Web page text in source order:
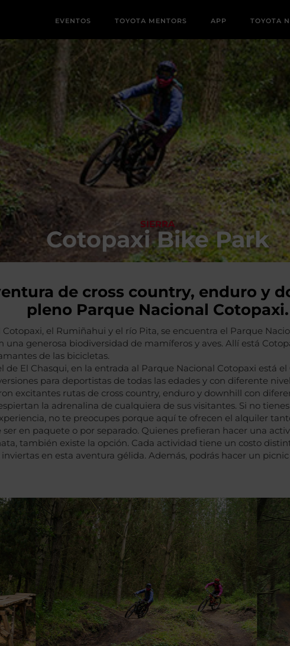
EVENTOS TOYOTA MENTORS APP TOYOTA
SIERRA
Cotopaxi Bike Park
de cross country, enduro y
pleno Parque Nacional Cotopaxi.
Cotopaxi, el Rumiñahui y el río Pita, se encuentra el Parque
una generosa biodiversidad de mamíferos y aves. Allí está
de las bicicletas.
de El Chasqui, en la entrada al Parque Nacional Cotopaxi está el
para deportistas de todas las edades y con diferente
excitantes rutas de cross country, enduro y downhill con
la adrenalina de cualquiera de sus visitantes. Si no
no te preocupes porque aquí te ofrecen el alquiler
ser en paquete o por separado. Quienes prefieran hacer una
también existe la opción. Cada actividad tiene un costo
en esta aventura gélida. Además, podrás hacer un